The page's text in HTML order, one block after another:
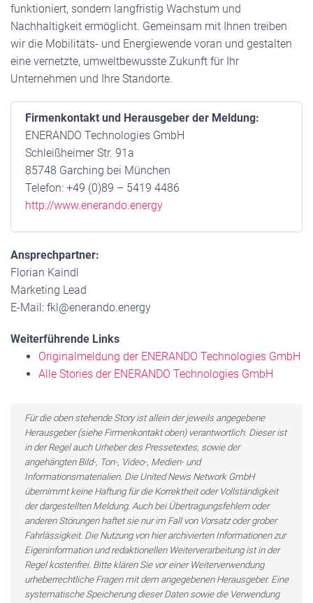
funktioniert, sondern langfristig Wachstum und
Nachhaltigkeit ermöglicht. Gemeinsam mit Ihnen treiben
wir die Mobilitäts- und Energiewende voran und gestalten
eine vernetzte, umweltbewusste Zukunft für Ihr
Unternehmen und Ihre Standorte.
Firmenkontakt und Herausgeber der Meldung:
ENERANDO Technologies GmbH
Schleißheimer Str. 91a
85748 Garching bei München
Telefon: +49 (0)89 – 5419 4486
http://www.enerando.energy
Ansprechpartner:
Florian Kaindl
Marketing Lead
E-Mail: fkl@enerando.energy
Weiterführende Links
Originalmeldung der ENERANDO Technologies GmbH
Alle Stories der ENERANDO Technologies GmbH
Für die oben stehende Story ist allein der jeweils angegebene
Herausgeber (siehe Firmenkontakt oben) verantwortlich. Dieser ist
in der Regel auch Urheber des Pressetextes, sowie der
angehängten Bild-, Ton-, Video-, Medien- und
Informationsmaterialien. Die United News Network GmbH
übernimmt keine Haftung für die Korrektheit oder Vollständigkeit
der dargestellten Meldung. Auch bei Übertragungsfehlern oder
anderen Störungen haftet sie nur im Fall von Vorsatz oder grober
Fahrlässigkeit. Die Nutzung von hier archivierten Informationen zur
Eigeninformation und redaktionellen Weiterverarbeitung ist in der
Regel kostenfrei. Bitte klären Sie vor einer Weiterverwendung
urheberrechtliche Fragen mit dem angegebenen Herausgeber. Eine
systematische Speicherung dieser Daten sowie die Verwendung